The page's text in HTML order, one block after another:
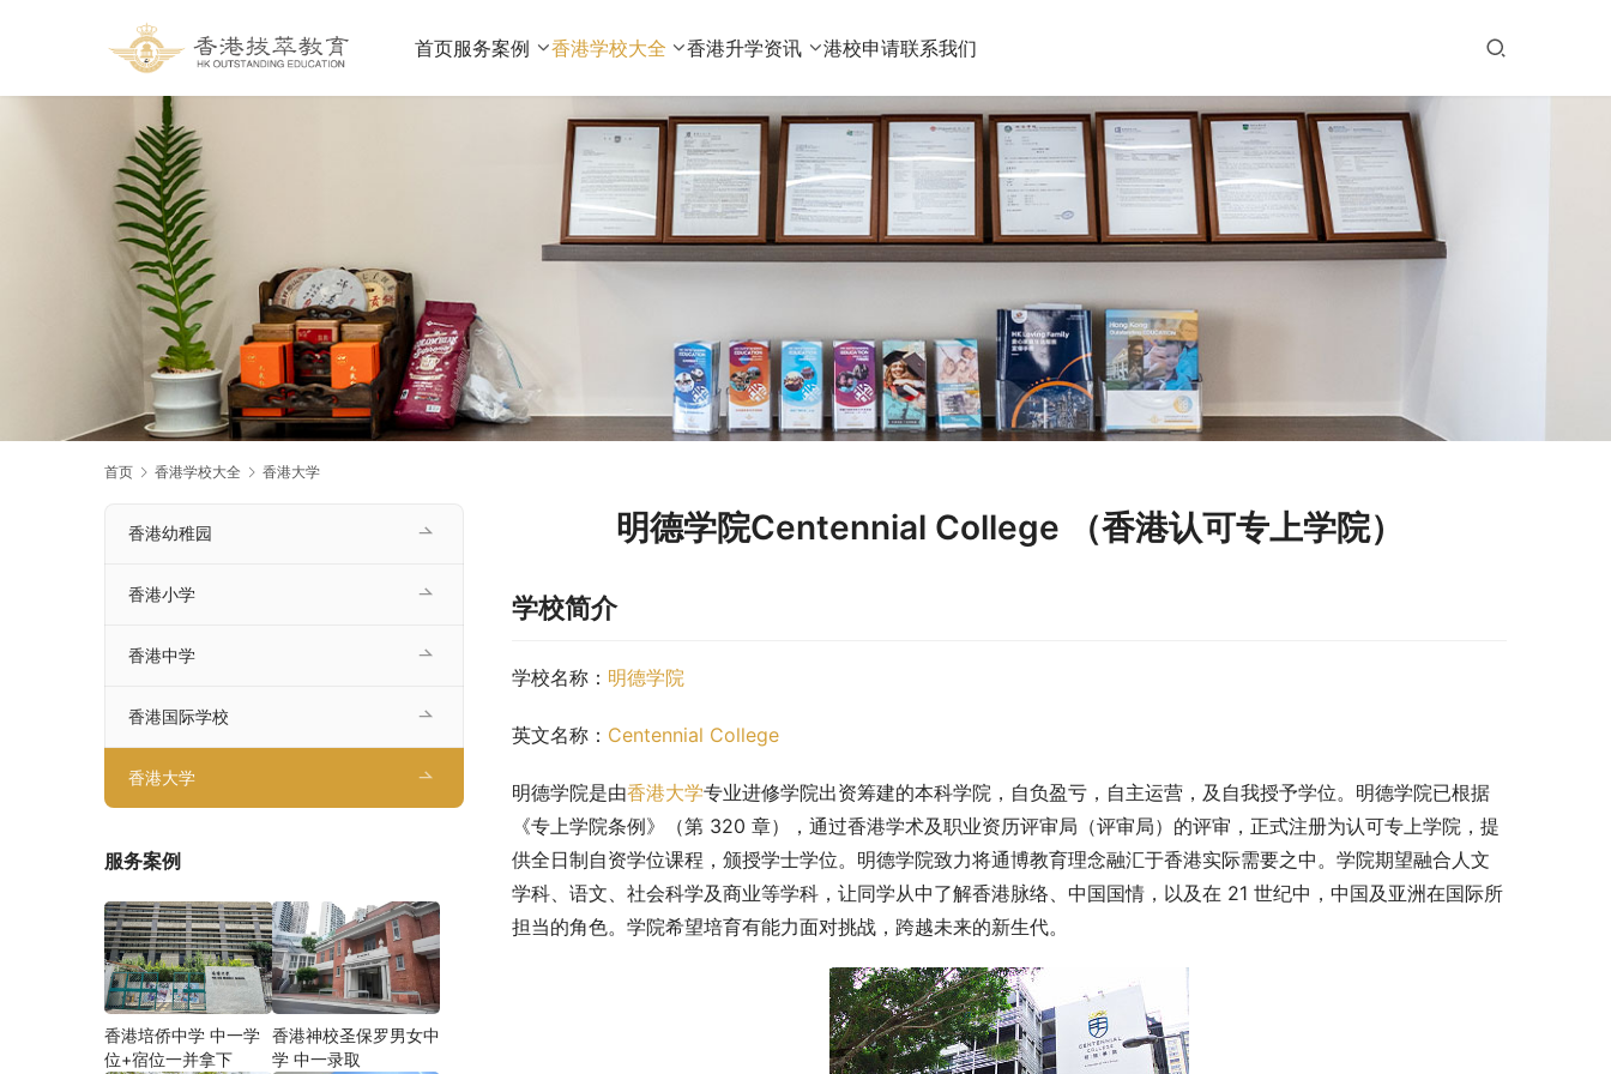
首页服务案例 香港学校大全 香港升学资讯 港校申请联系我们
首页 香港学校大全 香港大学
明德学院Centennial College （香港认可专上学院）
学校简介
学校名称： 明德学院
英文名称： Centennial College
明德学院是由香港大学专业进修学院出资筹建的本科学院，自负盈亏，自主运营，及自我授予学位。明德学院已根据
《专上学院条例》（第 320 章），通过香港学术及职业资历评审局（评审局）的评审，正式注册为认可专上学院，提
供全日制自资学位课程，颁授学士学位。明德学院致力将通博教育理念融汇于香港实际需要之中。学院期望融合人文
学科、语文、社会科学及商业等学科，让同学从中了解香港脉络、中国国情，以及在 21 世纪中，中国及亚洲在国际所
担当的角色。学院希望培育有能力面对挑战，跨越未来的新生代。
香港幼稚园
香港小学
香港中学
香港国际学校
香港大学
服务案例
香港培侨中学 中一学
位+宿位一并拿下
香港神校圣保罗男女中
学 中一录取